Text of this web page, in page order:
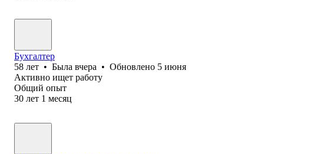
Бухгалтер
58 лет • Была вчера • Обновлено 5 июня
Активно ищет работу
Общий опыт
30 лет 1 месяц